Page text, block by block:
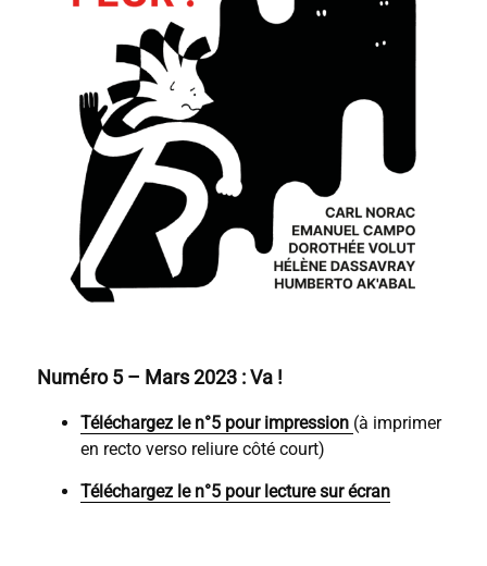
Numéro 5 – Mars 2023 : Va !
Téléchargez le n°5 pour impression (à imprimer
en recto verso reliure côté court)
Téléchargez le n°5 pour lecture sur écran